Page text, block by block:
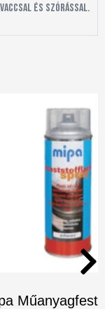
és szórással.